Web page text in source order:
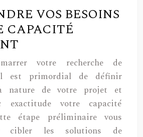
VOS BESOINS
CAPACITÉ
votre recherche de
est primordial de définir
nature de votre projet et
exactitude votre capacité
étape préliminaire vous
cibler les solutions de